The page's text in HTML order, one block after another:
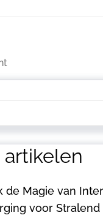
artikelen
de Magie van
voor Stralend